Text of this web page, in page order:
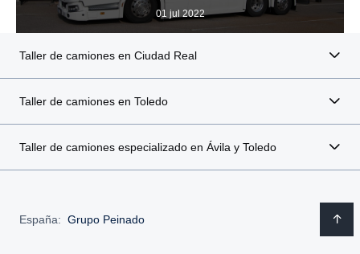
01 jul 2022
Taller de camiones en Ciudad Real
Taller de camiones en Toledo
Taller de camiones especializado en Ávila y Toledo
España: Grupo Peinado